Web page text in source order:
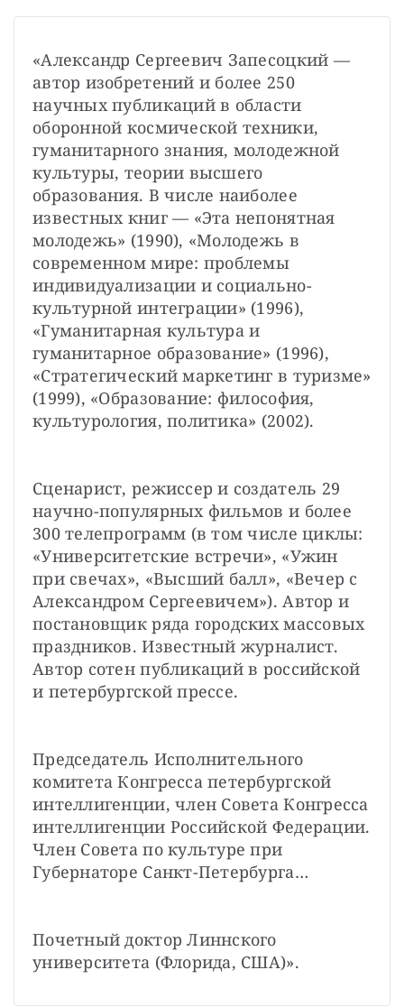
«Александр Сергеевич Запесоцкий —
автор изобретений и более 250
научных публикаций в области
оборонной космической техники,
гуманитарного знания, молодежной
культуры, теории высшего
образования. В числе наиболее
известных книг — «Эта непонятная
молодежь» (1990), «Молодежь в
современном мире: проблемы
индивидуализации и социально-
культурной интеграции» (1996),
«Гуманитарная культура и
гуманитарное образование» (1996),
«Стратегический маркетинг в туризме»
(1999), «Образование: философия,
культурология, политика» (2002).
Сценарист, режиссер и создатель 29
научно-популярных фильмов и более
300 телепрограмм (в том числе циклы:
«Университетские встречи», «Ужин
при свечах», «Высший балл», «Вечер с
Александром Сергеевичем»). Автор и
постановщик ряда городских массовых
праздников. Известный журналист.
Автор сотен публикаций в российской
и петербургской прессе.
Председатель Исполнительного
комитета Конгресса петербургской
интеллигенции, член Совета Конгресса
интеллигенции Российской Федерации.
Член Совета по культуре при
Губернаторе Санкт-Петербурга…
Почетный доктор Линнского
университета (Флорида, США)».